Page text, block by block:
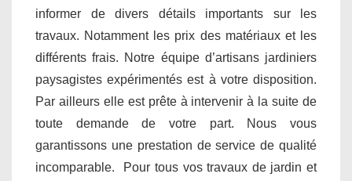
informer de divers détails importants sur les
travaux. Notamment les prix des matériaux et les
différents frais. Notre équipe d’artisans jardiniers
paysagistes expérimentés est à votre disposition.
Par ailleurs elle est prête à intervenir à la suite de
toute demande de votre part. Nous vous
garantissons une prestation de service de qualité
incomparable. Pour tous vos travaux de jardin et